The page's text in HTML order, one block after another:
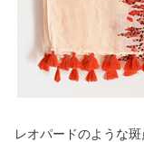
レオパードのような